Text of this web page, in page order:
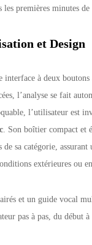
les premières minutes de
et Design
interface à deux
l’analyse se fait
l’utilisateur est
. Son boîtier compact et
de sa catégorie, assurant
extérieures ou
et un guide vocal
pas à pas, du début